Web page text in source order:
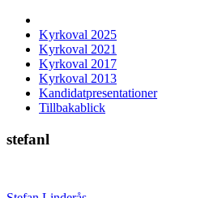
Kyrkoval 2025
Kyrkoval 2021
Kyrkoval 2017
Kyrkoval 2013
Kandidatpresentationer
Tillbakablick
stefanl